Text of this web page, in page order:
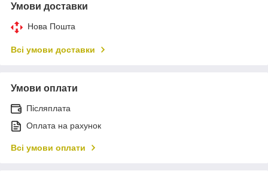
Умови доставки
Нова Пошта
Всі умови доставки
Умови оплати
Післяплата
Оплата на рахунок
Всі умови оплати